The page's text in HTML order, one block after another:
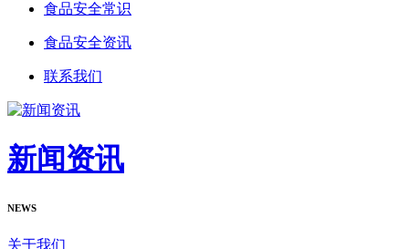
食品安全常识
食品安全资讯
联系我们
新闻资讯
NEWS
关于我们